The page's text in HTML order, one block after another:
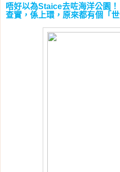
唔好以為Staice去咗海洋公園！
查實，係上環，原來都有個「